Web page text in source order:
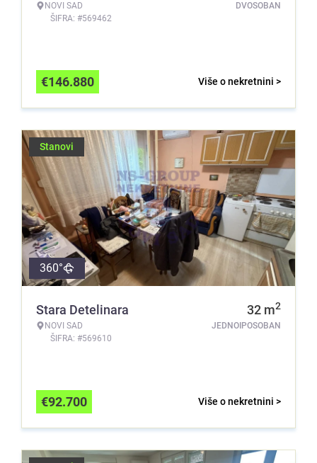
NOVI SAD
ŠIFRA: #569462
DVOSOBAN
Više o nekretnini >
€146.880
Stanovi
360°
Stara Detelinara
NOVI SAD
ŠIFRA: #569610
32 m2
JEDNOIPOSOBAN
Više o nekretnini >
€92.700